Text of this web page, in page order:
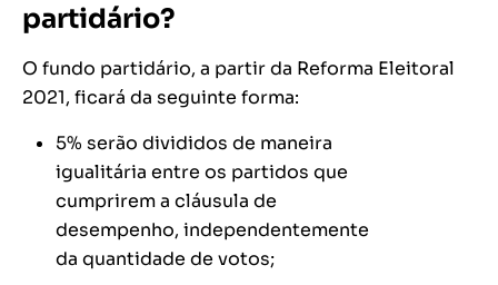
partidário?
O fundo partidário, a partir da Reforma Eleitoral
2021, ficará da seguinte forma:
5% serão divididos de maneira
igualitária entre os partidos que
cumprirem a cláusula de
desempenho, independentemente
da quantidade de votos;